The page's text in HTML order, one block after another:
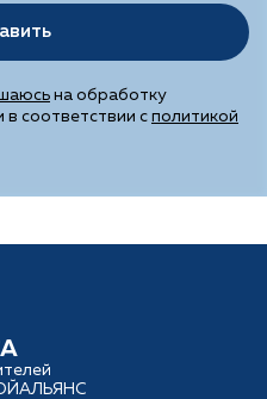
на обработку
соответствии с политикой